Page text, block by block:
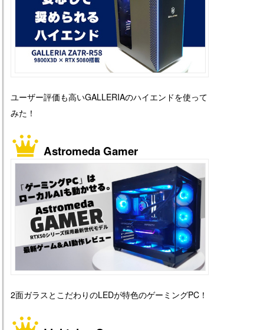
ユーザー評価も高いGALLERIAのハイエンドを使って
みた！
Astromeda Gamer
2面ガラスとこだわりのLEDが特色のゲーミングPC！